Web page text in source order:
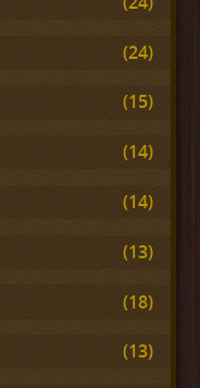
(24)
(15)
(14)
(14)
(13)
(18)
(13)